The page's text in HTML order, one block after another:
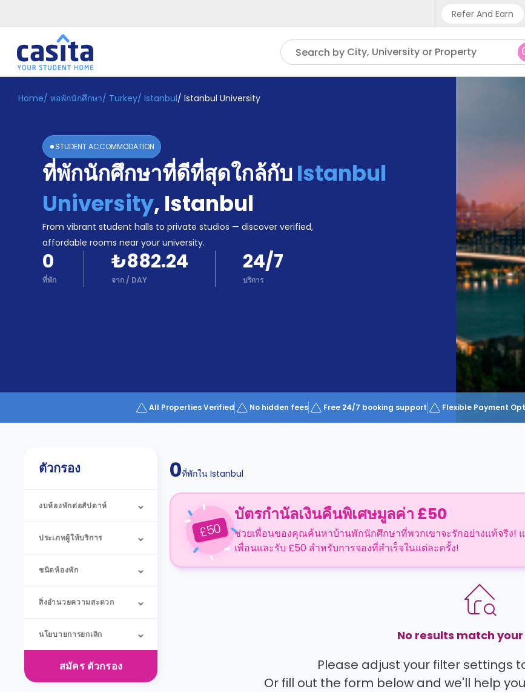
Refer And Earn
UK
Search by City, University or Property
Home TH TRY
ระบบ
Booking
Accommodation
Become
Partner
Home/ หอพักนักศึกษา/ Turkey/ Istanbul/ Istanbul University
STUDENT ACCOMMODATION
ที่พักนักศึกษาที่ดีที่สุดใกล้กับIstanbul
University, Istanbul
From vibrant student halls to private studios — discover verified,
affordable rooms near your university.
0
ที่พัก
₺882.24
จาก/ DAY
24/7
บริการ
All Properties Verified No hidden fees Free 24/7 booking support Flexible Payment
ตัวกรอง
งบห้องพักต่อสัปดาห์
ประเภทผู้ให้บริการ
ชนิดห้องพัก
สิ่งอำนวยความสะดวก
นโยบายการยกเลิก
สมัคร ตัวกรอง
0ที่พักใน Istanbul
£50
บัตรกำนัลเงินคืนพิเศษมูลค่า £50
ช่วยเพื่อนของคุณค้นหาบ้านพักนักศึกษาที่พวกเขาจะรักอย่างแท้จริง!
เพื่อนและรับ £50 สำหรับการจองที่สำเร็จในแต่ละครั้ง!
No results match
Please adjust your filter settings
Or fill out the form below and we'll help